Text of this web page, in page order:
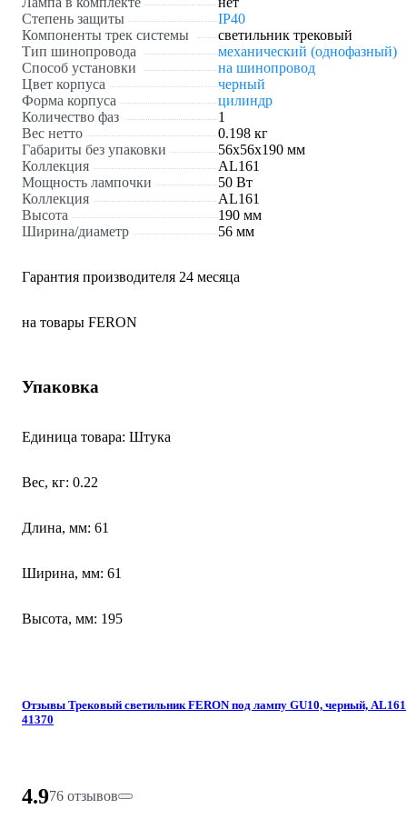
Степень защиты
IP40
Компоненты трек системы
светильник трековый
Тип шинопровода
механический (однофазный)
Способ установки
на шинопровод
Цвет корпуса
черный
Форма корпуса
цилиндр
Количество фаз
1
Вес нетто
0.198 кг
Габариты без упаковки
56х56х190 мм
Коллекция
AL161
Мощность лампочки
50 Вт
Коллекция
AL161
Высота
190 мм
Ширина/диаметр
56 мм
Гарантия производителя 24 месяца
на товары FERON
Упаковка
Единица товара: Штука
Вес, кг: 0.22
Длина, мм: 61
Ширина, мм: 61
Высота, мм: 195
Отзывы Трековый светильник FERON под лампу GU10, черный, AL161
41370
4.976 отзывов